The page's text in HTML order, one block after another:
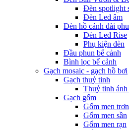
Đèn spotlight
Đèn Led âm
Đèn hồ cảnh đài
Đèn Led Rise
Phụ kiện đèn
Đầu phun bể cảnh
Bình lọc bể cảnh
Gạch mosaic - gạch hồ bơi
Gạch thuỷ tinh
Thuỷ tinh
Gạch gốm
Gốm men trơn
Gốm men sần
Gốm men rạn